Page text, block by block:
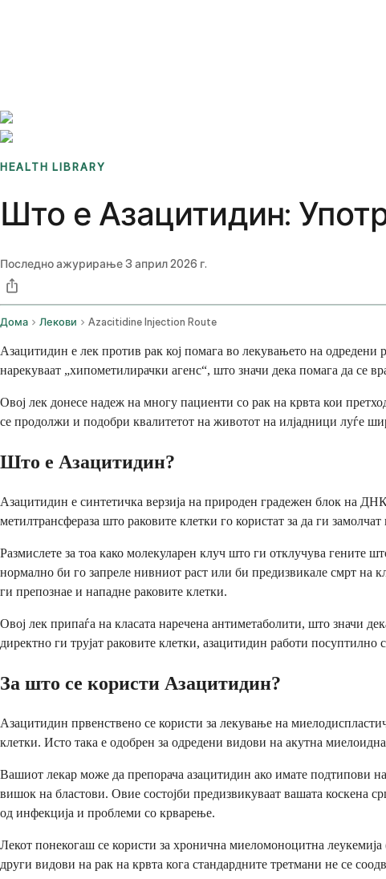
HEALTH LIBRARY
Што е Азацитидин:
Последно ажурирање3 април 2026 г.
Дома Лекови Azacitidine Injection Route
Азацитидин е лек против рак кој помага во лекувањето на одредени
нарекуваат „хипометилирачки агенс“, што значи дека помага да се
Овој лек донесе надеж на многу пациенти со рак на крвта кои
се продолжи и подобри квалитетот на животот на илјадници луѓе
Што е Азацитидин?
Азацитидин е синтетичка верзија на природен градежен блок на
метилтрансфераза што раковите клетки го користат за да ги
Размислете за тоа како молекуларен клуч што ги отклучува гените
нормално би го запреле нивниот раст или би предизвикале смрт на
ги препознае и нападне раковите клетки.
Овој лек припаѓа на класата наречена антиметаболити, што значи
директно ги трујат раковите клетки, азацитидин работи
За што се користи Азацитидин?
Азацитидин првенствено се користи за лекување на
клетки. Исто така е одобрен за одредени видови на акутна
Вашиот лекар може да препорача азацитидин ако имате подтипови
вишок на бластови. Овие состојби предизвикуваат вашата коскена
од инфекција и проблеми со крварење.
Лекот понекогаш се користи за хронична миеломоноцитна
други видови на рак на крвта кога стандардните третмани не се